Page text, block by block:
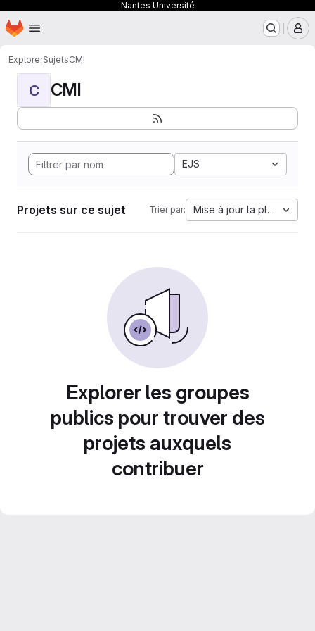
Nantes Université
Passer au contenu principal
Page d'accueil
ExplorerSujetsCMI
C CMI
EJS
Projets sur ce sujet Trier par: Mise à jour la plus
Explorer les groupes
publics pour trouver des
projets auxquels
contribuer